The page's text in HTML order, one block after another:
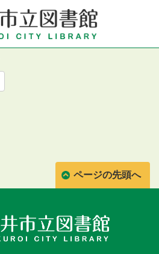
ページの先頭へ